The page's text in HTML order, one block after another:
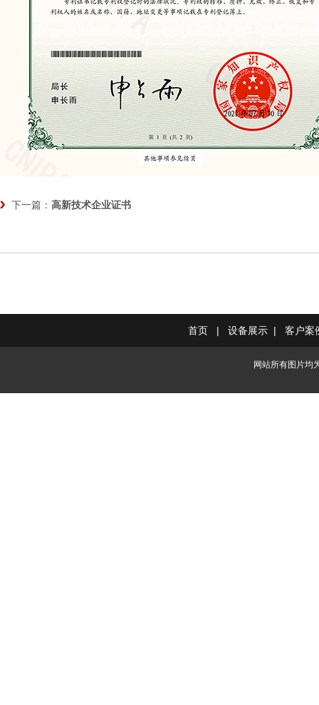
下一篇： 高新技术企业证书
首页 | 设备展示 | 客户案
网站所有图片均